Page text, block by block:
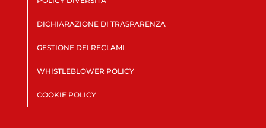
DICHIARAZIONE DI TRASPARENZA
GESTIONE DEI RECLAMI
WHISTLEBLOWER POLICY
COOKIE POLICY